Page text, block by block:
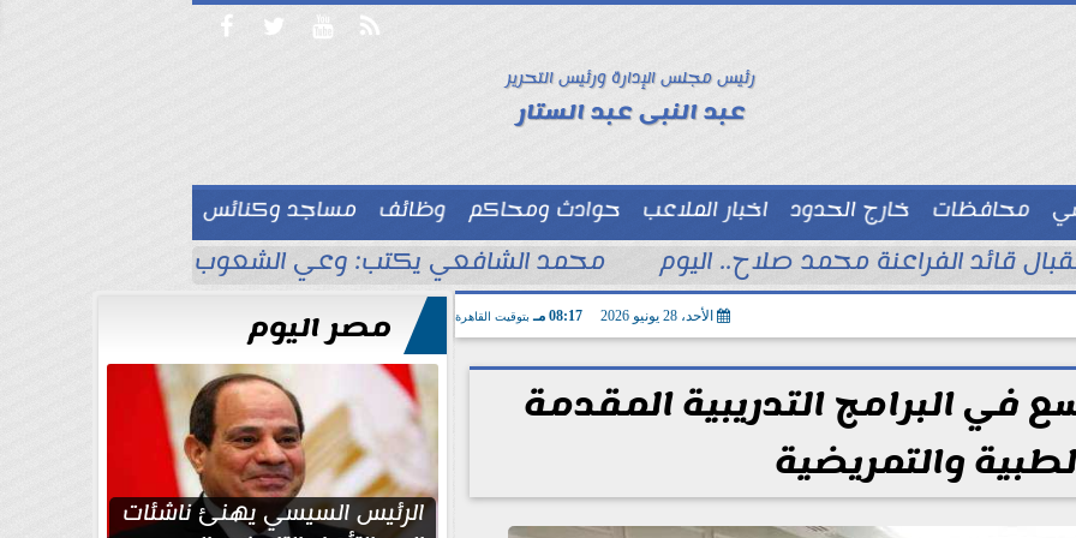
   
رئيس مجلس الإدارة ورئيس التحرير
عبد النبى عبد الستار
محافظات خارج الحدود اخبار الملاعب حوادث ومحاكم وظائف
مساجد وكنائس
توك شو  قائد الفراعنة محمد صلاح.. اليوم محمد الشافعي يكتب: وعي الشعوب لا يُقاس
الأحد، 28 يونيو 2026 08:17 مـ بتوقيت القاهرة
في البرامج التدريبية المقدمة
والتمريضية
مصر اليوم
الرئيس السيسي يهنئ ناشئات